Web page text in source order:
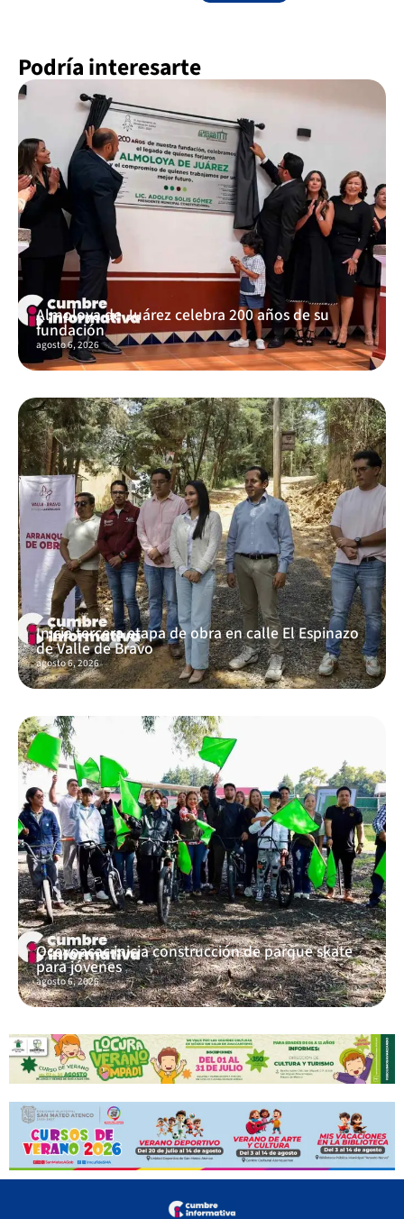
Podría interesarte
Almoloya de Juárez celebra 200 años de su
fundación
agosto 6, 2026
Inicia tercera etapa de obra en calle El Espinazo
de Valle de Bravo
agosto 6, 2026
Ocoyoacac inicia construcción de parque skate
para jóvenes
agosto 6, 2026